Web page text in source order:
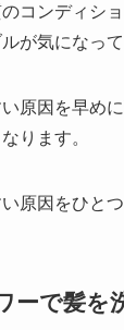
コンディシ
が気になっ
原因を早め
ります。
原因をひと
ーで髪を